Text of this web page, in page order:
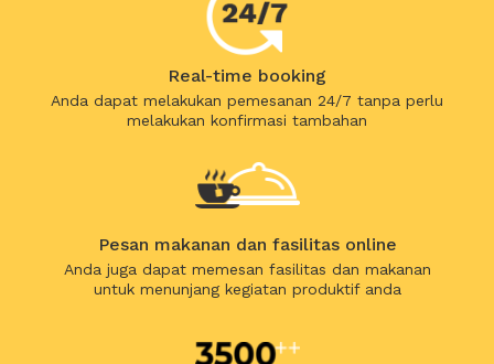
Real-time booking
Anda dapat melakukan pemesanan 24/7 tanpa perlu
melakukan konfirmasi tambahan
Pesan makanan dan fasilitas online
Anda juga dapat memesan fasilitas dan makanan
untuk menunjang kegiatan produktif anda